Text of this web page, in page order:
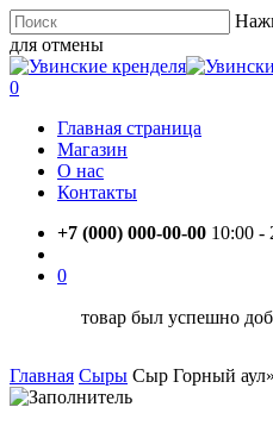
Skip
to
main
content
для отмены
Close
Search
account
0
Главная страница
Магазин
О нас
Контакты
+7 (000) 000-00-00 10:00 -
0
товар был успешно
Главная Сыры Сыр Горный